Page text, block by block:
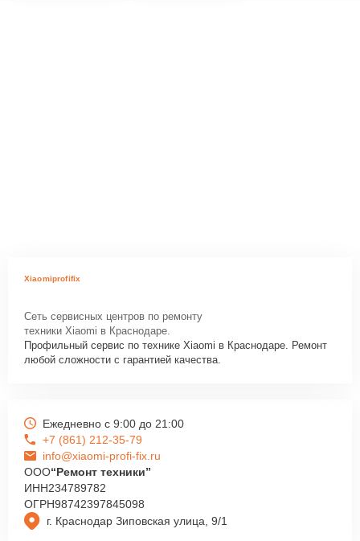
Xiaomiprofifix
Сеть сервисных центров по ремонту
техники Xiaomi в Краснодаре.
Профильный сервис по технике Xiaomi в Краснодаре. Ремонт
любой сложности с гарантией качества.
г. Краснодар Зиповская улица, 9/1
Ежедневно с 9:00 до 21:00
+7 (861) 212-35-79
info@xiaomi-profi-fix.ru
ООО“Ремонт техники”
ИНН234789782
ОГРН98742397845098